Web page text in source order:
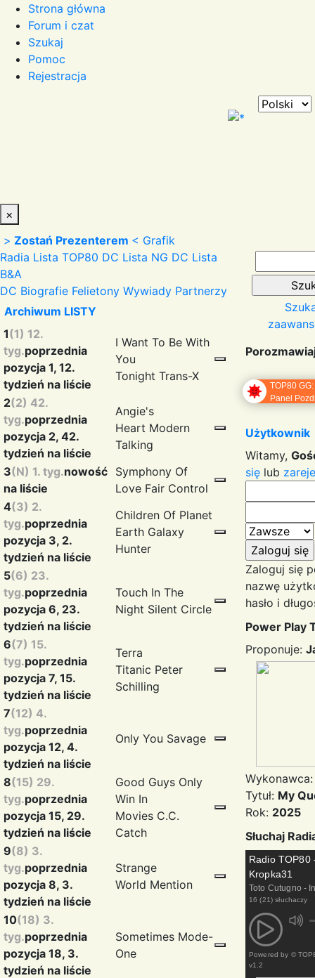
Strona główna
Forum i czat
Szukaj
Pomoc
Rejestracja
×
> Zostań Prezenterem < Grafik
Radia Lista TOP80 DC Lista NG DC Lista
B&A
DC Biografie Felietony Wywiady Partnerzy
Archiwum LISTY
1(1) 12.
tyg.poprzednia
pozycja 1, 12.
tydzień na liście
I Want To Be With
You
Tonight Trans-X
2(2) 42.
tyg.poprzednia
pozycja 2, 42.
tydzień na liście
Angie's
Heart Modern
Talking
3(N) 1. tyg.nowość
na liście
Symphony Of
Love Fair Control
4(3) 2.
tyg.poprzednia
pozycja 3, 2.
tydzień na liście
Children Of Planet
Earth Galaxy
Hunter
5(6) 23.
tyg.poprzednia
pozycja 6, 23.
tydzień na liście
Touch In The
Night Silent Circle
6(7) 15.
tyg.poprzednia
pozycja 7, 15.
tydzień na liście
Terra
Titanic Peter
Schilling
7(12) 4.
tyg.poprzednia
pozycja 12, 4.
tydzień na liście
Only You Savage
8(15) 29.
tyg.poprzednia
pozycja 15, 29.
tydzień na liście
Good Guys Only
Win In
Movies C.C.
Catch
9(8) 3.
tyg.poprzednia
pozycja 8, 3.
tydzień na liście
Strange
World Mention
10(18) 3.
tyg.poprzednia
pozycja 18, 3.
tydzień na liście
Sometimes Mode-
One
TOP80
Panel
Użytkownik
Witamy,
się lub
Zaloguj się
nazwę
hasło i
Power Play
Proponuje:
Tytuł: My
Rok: 2025
Słuchaj
Radio TOP80
Kropka31
Toto Cutugno -
16 (21) słuchaczy
Powered by ©
v1.2